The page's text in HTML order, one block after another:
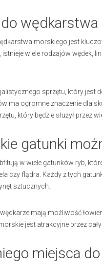
morskiego jest
wiele rodzajów wędek,
sprzętu, który
ma ogromne znaczenie dla
który będzie służył przez
gatunki
w wiele gatunków ryb,
czy flądra. Każdy z tych
sztucznych.
mają możliwość
jest atrakcyjne przez
miejsca